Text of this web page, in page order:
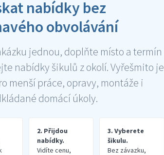
nabídky bez
obvolávání
jednou, doplňte místo a termín
nabídky šikulů z okolí. Vyřešmito je
menší práce, opravy, montáže i
domácí úkoly.
2. Přijdou
nabídky.
Vidíte cenu,
3. Vyberete
šikulu.
Bez závazku,